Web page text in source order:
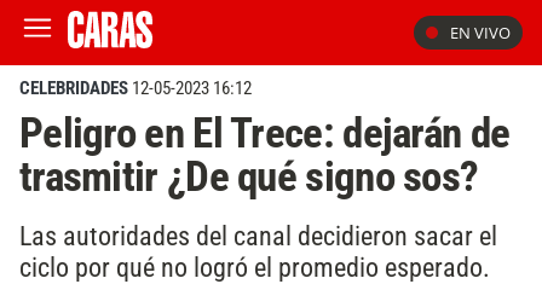
EN VIVO
CELEBRIDADES 12-05-2023 16:12
Peligro en El Trece: dejarán de
trasmitir ¿De qué signo sos?
Las autoridades del canal decidieron sacar el
ciclo por qué no logró el promedio esperado.